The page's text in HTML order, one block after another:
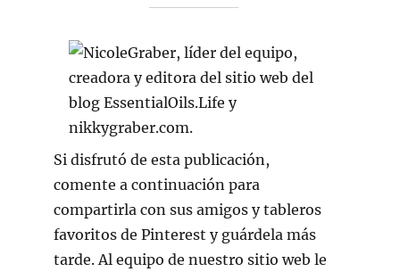
Si disfrutó de esta publicación,
comente a continuación para
compartirla con sus amigos y tableros
favoritos de Pinterest y guárdela más
tarde. Al equipo de nuestro sitio web le